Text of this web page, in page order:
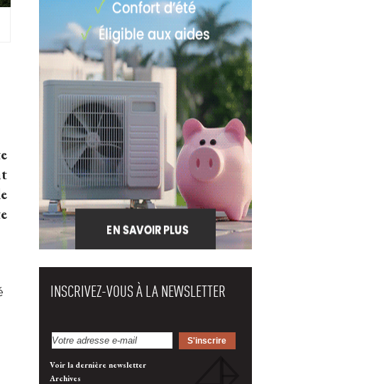
INSCRIVEZ-VOUS À LA NEWSLETTER
Voir la dernière newsletter
Archives